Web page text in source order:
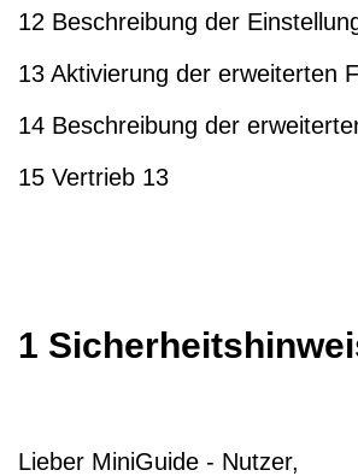
12 Beschreibung der
13 Aktivierung der erweiterten
14 Beschreibung der
15 Vertrieb 13
1
Lieber MiniGuide - Nutzer,